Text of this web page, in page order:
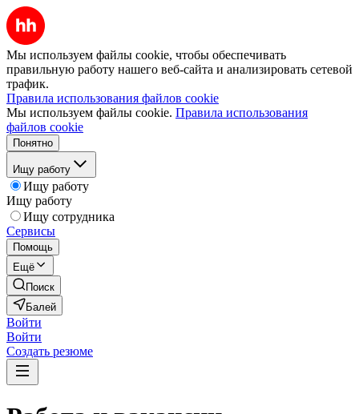
Мы используем файлы cookie, чтобы обеспечивать
правильную работу нашего веб-сайта и анализировать сетевой
трафик.
Правила использования файлов cookie
Мы используем файлы cookie. Правила использования
файлов cookie
Понятно
Ищу работу
Ищу работу
Ищу работу
Ищу сотрудника
Сервисы
Помощь
Ещё
Поиск
Балей
Войти
Войти
Создать резюме